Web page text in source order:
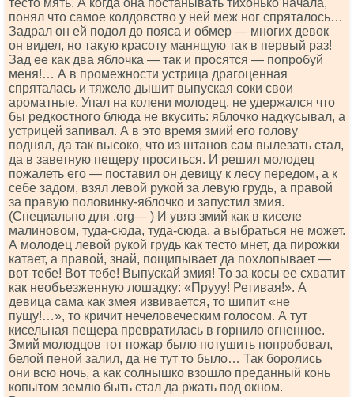
тесто мять. А когда она постанывать тихонько начала,
понял что самое колдовство у ней меж ног спряталось…
Задрал он ей подол до пояса и обмер — многих девок
он видел, но такую красоту манящую так в первый раз!
Зад ее как два яблочка — так и просятся — попробуй
меня!… А в промежности устрица драгоценная
спряталась и тяжело дышит выпуская соки свои
ароматные. Упал на колени молодец, не удержался что
бы редкостного блюда не вкусить: яблочко надкусывал, а
устрицей запивал. А в это время змий его голову
поднял, да так высоко, что из штанов сам вылезать стал,
да в заветную пещеру проситься. И решил молодец
пожалеть его — поставил он девицу к лесу передом, а к
себе задом, взял левой рукой за левую грудь, а правой
за правую половинку-яблочко и запустил змия.
(Специально для .оrg— ) И увяз змий как в киселе
малиновом, туда-сюда, туда-сюда, а выбраться не может.
А молодец левой рукой грудь как тесто мнет, да пирожки
катает, а правой, знай, пощипывает да похлопывает —
вот тебе! Вот тебе! Выпускай змия! То за косы ее схватит
как необъезженную лошадку: «Прууу! Ретивая!». А
девица сама как змея извивается, то шипит «не
пущу!…», то кричит нечеловеческим голосом. А тут
кисельная пещера превратилась в горнило огненное.
Змий молодцов тот пожар было потушить попробовал,
белой пеной залил, да не тут то было… Так боролись
они всю ночь, а как солнышко взошло преданный конь
копытом землю быть стал да ржать под окном.